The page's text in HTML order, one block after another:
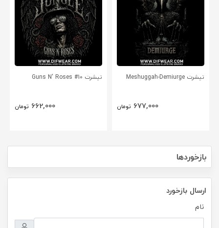
تیشرت Meshuggah-Demiurge
677,000 تومان
تیشرت Guns N' Roses #10
662,000 تومان
بازخوردها
ارسال بازخورد
نام